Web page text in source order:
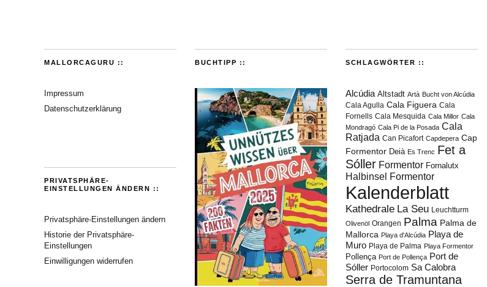
MALLORCAGURU ::
Impressum
Datenschutzerklärung
PRIVATSPHÄRE-
EINSTELLUNGEN ÄNDERN ::
Privatsphäre-Einstellungen ändern
Historie der Privatsphäre-
Einstellungen
Einwilligungen widerrufen
BUCHTIPP :: SCHLAGWÖRTER ::
Alcúdia Altstadt Artà Bucht von Alcúdia
Cala Agulla Cala Figuera Cala
Fornells Cala Mesquida Cala Millor Cala
Mondragó Cala Pi de la Posada Cala
Ratjada Can Picafort Capdepera Cap
Formentor Deià Es Trenc Fet a
Sóller Formentor Fornalutx
Halbinsel Formentor
Kalenderblatt
Kathedrale La Seu Leuchtturm
Olivenöl Orangen Palma Palma de
Mallorca Playa d'Alcúdia Playa de
Muro Playa de Palma Playa Formentor
Pollença Port de Pollença Port de
Sóller Portocolom Sa Calobra
Serra de Tramuntana